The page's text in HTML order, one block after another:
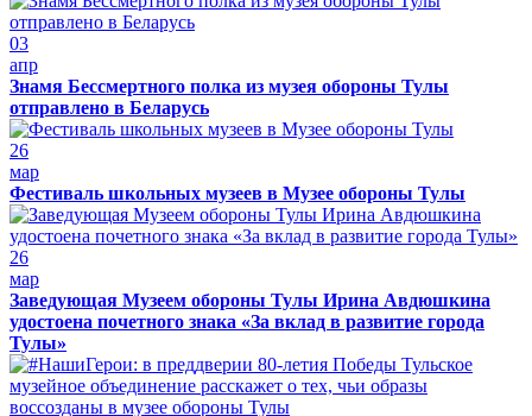
03
апр
Знамя Бессмертного полка из музея обороны Тулы
отправлено в Беларусь
26
мар
Фестиваль школьных музеев в Музее обороны Тулы
26
мар
Заведующая Музеем обороны Тулы Ирина Авдюшкина
удостоена почетного знака «За вклад в развитие города
Тулы»